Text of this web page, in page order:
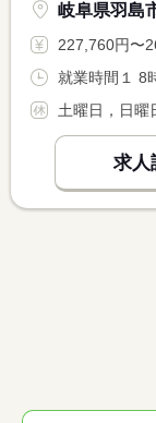
岐阜県羽島
227,760円〜262,800円 ※フル
就業時間１ 8
土曜日，日曜
求人